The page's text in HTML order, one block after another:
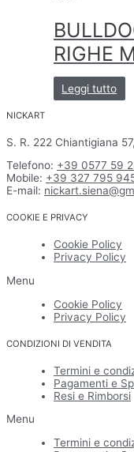
RIGHE
Leggi tutto
NICKART
S. R. 222 Chiantigiana
Telefono: +39 0577 59
Mobile: +39 327 795
E-mail:
COOKIE E PRIVACY
Cookie Policy
Privacy Policy
Menu
Cookie Policy
Privacy Policy
CONDIZIONI DI VENDITA
Termini e
Pagamenti e
Resi e Rimborsi
Menu
Termini e